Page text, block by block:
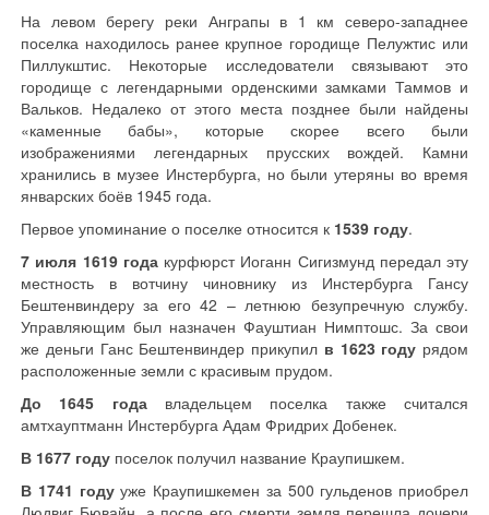
На левом берегу реки Анграпы в 1 км северо-западнее
поселка находилось ранее крупное городище Пелужтис или
Пиллукштис. Некоторые исследователи связывают это
городище с легендарными орденскими замками Таммов и
Вальков. Недалеко от этого места позднее были найдены
«каменные бабы», которые скорее всего были
изображениями легендарных прусских вождей. Камни
хранились в музее Инстербурга, но были утеряны во время
январских боёв 1945 года.
Первое упоминание о поселке относится к 1539 году.
7 июля 1619 годакурфюрст Иоганн Сигизмунд передал эту
местность в вотчину чиновнику из Инстербурга Гансу
Бештенвиндеру за его 42 – летнюю безупречную службу.
Управляющим был назначен Фауштиан Нимптошс. За свои
же деньги Ганс Бештенвиндер прикупил в 1623 году рядом
расположенные земли с красивым прудом.
До 1645 года владельцем поселка также считался
амтхауптманн Инстербурга Адам Фридрих Добенек.
В 1677 году поселок получил название Краупишкем.
В 1741 годууже Краупишкемен за 500 гульденов приобрел